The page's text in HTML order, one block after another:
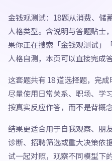
金钱观测试：18题从消费、储
人格类型。含说明与答题贴士
果你正在搜索「金钱观测试」
人格自测，本页可以直接完成
这套题共有 18 道选择题，完
尽量使用日常关系、职场、学
按真实反应作答，而不是背概
结果更适合用于自我观察、朋
诊断、招聘筛选或重大决策依
试一起对照，观察不同模型下